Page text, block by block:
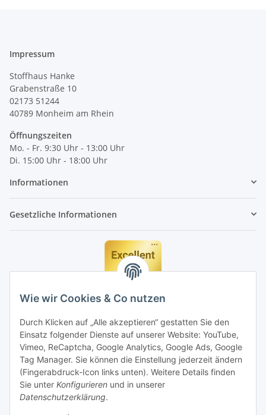
Wie wir Cookies & Co nutzen
Durch Klicken auf „Alle akzeptieren“ gestatten Sie den
Einsatz folgender Dienste auf unserer Website: YouTube,
Vimeo, ReCaptcha, Google Analytics, Google Ads, Google
Tag Manager. Sie können die Einstellung jederzeit ändern
(Fingerabdruck-Icon links unten). Weitere Details finden
Sie unter Konfigurieren und in unserer
Datenschutzerklärung.
Impressum
Stoffhaus Hanke
Grabenstraße 10
02173 51244
40789 Monheim am Rhein
Öffnungszeiten
Mo. - Fr. 9:30 Uhr - 13:00 Uhr
Di. 15:00 Uhr - 18:00 Uhr
Informationen
Gesetzliche Informationen